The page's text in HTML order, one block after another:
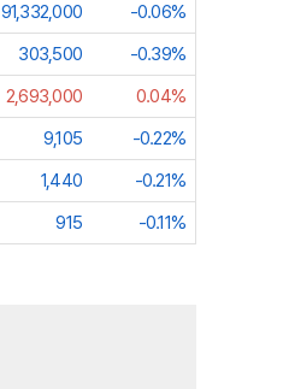
91,332,000
-0.06%
303,500
-0.39%
2,693,000
0.04%
9,105
-0.22%
1,440
-0.21%
915 -0.11%